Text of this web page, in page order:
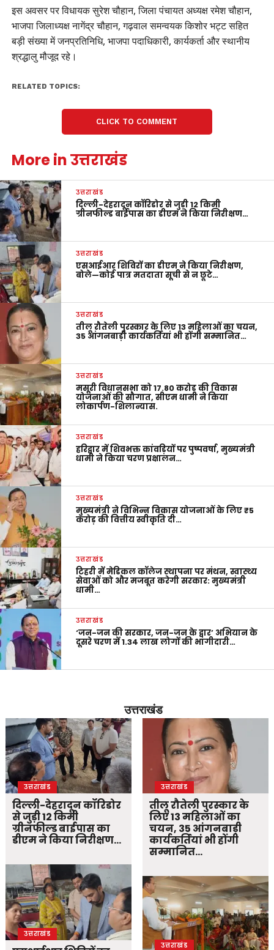
इस अवसर पर विधायक सुरेश चौहान, जिला पंचायत अध्यक्ष रमेश चौहान,
भाजपा जिलाध्यक्ष नागेंद्र चौहान, गढ़वाल समन्वयक किशोर भट्ट सहित
बड़ी संख्या में जनप्रतिनिधि, भाजपा पदाधिकारी, कार्यकर्ता और स्थानीय
श्रद्धालु मौजूद रहे।
RELATED TOPICS:
CLICK TO COMMENT
More in उत्तराखंड
उत्तराखंड
दिल्ली-देहरादून कॉरिडोर से जुड़ी 12 किमी
ग्रीनफील्ड बाईपास का डीएम ने किया निरीक्षण…
उत्तराखंड
एसआईआर शिविरों का डीएम ने किया निरीक्षण,
बोले—कोई पात्र मतदाता सूची से न छूटे…
उत्तराखंड
तीलू रौतेली पुरस्कार के लिए 13 महिलाओं का चयन,
35 आंगनबाड़ी कार्यकर्तियां भी होंगी सम्मानित…
उत्तराखंड
मसूरी विधानसभा को 17.80 करोड़ की विकास
योजनाओं की सौगात, सीएम धामी ने किया
लोकार्पण-शिलान्यास.
उत्तराखंड
हरिद्वार में शिवभक्त कांवड़ियों पर पुष्पवर्षा, मुख्यमंत्री
धामी ने किया चरण प्रक्षालन…
उत्तराखंड
मुख्यमंत्री ने विभिन्न विकास योजनाओं के लिए ₹5
करोड़ की वित्तीय स्वीकृति दी…
उत्तराखंड
टिहरी में मेडिकल कॉलेज स्थापना पर मंथन, स्वास्थ्य
सेवाओं को और मजबूत करेगी सरकार: मुख्यमंत्री
धामी…
उत्तराखंड
‘जन-जन की सरकार, जन-जन के द्वार’ अभियान के
दूसरे चरण में 1.34 लाख लोगों की भागीदारी…
उत्तराखंड
उत्तराखंड
दिल्ली-देहरादून कॉरिडोर
से जुड़ी 12 किमी
ग्रीनफील्ड बाईपास का
डीएम ने किया निरीक्षण…
उत्तराखंड
उत्तराखंड
तीलू रौतेली पुरस्कार के
लिए 13 महिलाओं का
चयन, 35 आंगनबाड़ी
कार्यकर्तियां भी होंगी
सम्मानित…
उत्तराखंड